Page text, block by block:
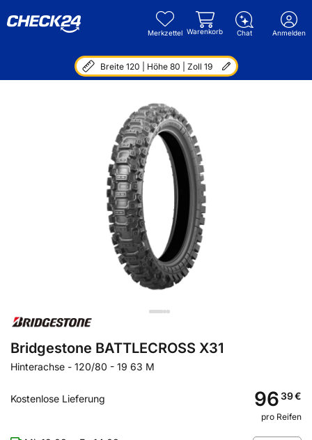
Merkzettel Warenkorb Chat Anmelden
Breite 120 | Höhe 80 | Zoll 19
Bridgestone BATTLECROSS X31
Hinterachse - 120/80 - 19 63 M
Kostenlose Lieferung 9639€
pro Reifen